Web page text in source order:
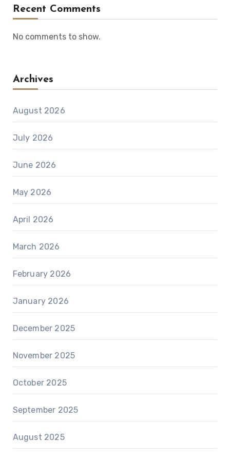
Recent Comments
No comments to show.
Archives
August 2026
July 2026
June 2026
May 2026
April 2026
March 2026
February 2026
January 2026
December 2025
November 2025
October 2025
September 2025
August 2025